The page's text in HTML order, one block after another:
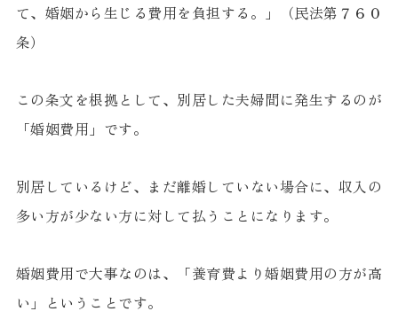
て、婚姻から生じる費用を負担する。」（民法第７６０
条）
この条文を根拠として、別居した夫婦間に発生するのが
「婚姻費用」です。
別居しているけど、まだ離婚していない場合に、収入の
多い方が少ない方に対して払うことになります。
婚姻費用で大事なのは、「養育費より婚姻費用の方が高
い」ということです。